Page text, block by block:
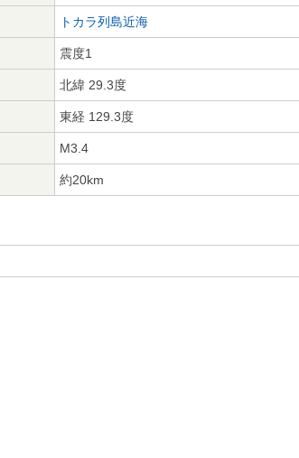
トカラ列島近海
震度1
北緯 29.3度
東経 129.3度
M3.4
約20km